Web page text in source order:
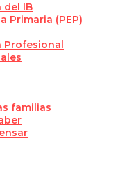
del IB
Primaria (PEP)
Profesional
familias